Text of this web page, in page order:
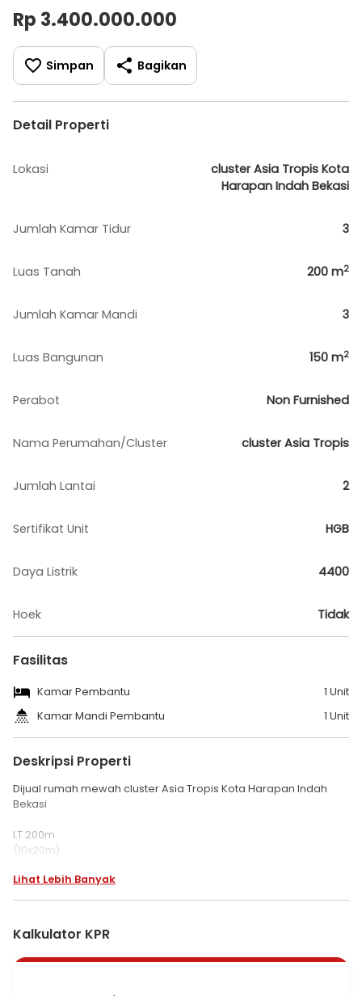
Rp 3.400.000.000
Simpan Bagikan
Detail Properti
Lokasi
cluster Asia Tropis Kota
Harapan Indah Bekasi
Jumlah Kamar Tidur 3
Luas Tanah 200 m2
Jumlah Kamar Mandi 3
Luas Bangunan 150 m2
Perabot Non Furnished
Nama Perumahan/Cluster cluster Asia Tropis
Jumlah Lantai 2
Sertifikat Unit HGB
Daya Listrik 4400
Hoek Tidak
Fasilitas
Kamar Pembantu
1 Unit
Kamar Mandi Pembantu
1 Unit
Deskripsi Properti
Dijual rumah mewah cluster Asia Tropis Kota Harapan Indah
Bekasi
LT 200m
(10x20m)
KT 3+1
Air PAM
SHGB
Hadap timur
Lihat Lebih Banyak
Kalkulator KPR